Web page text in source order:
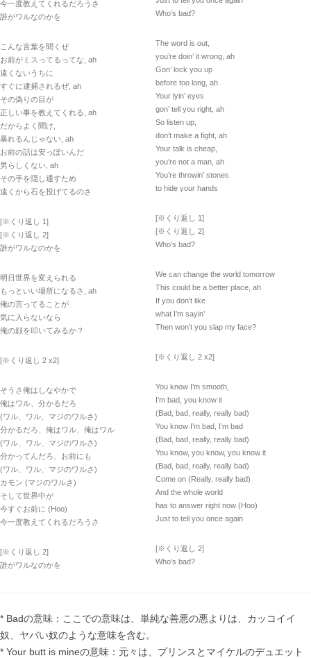
今一度教えてくれるだろうさ
誰がワルなのかを
こんな言葉を聞くぜ
お前がミスってるってな, ah
遠くないうちに
すぐに逮捕されるぜ, ah
その偽りの目が
正しい事を教えてくれる, ah
だからよく聞け,
暴れるんじゃない, ah
お前の話は安っぽいんだ
男らしくない, ah
その手を隠し通すため
遠くから石を投げてるのさ
[※くり返し 1]
[※くり返し 2]
誰がワルなのかを
明日世界を変えられる
もっといい場所になるさ, ah
俺の言ってることが
気に入らないなら
俺の顔を叩いてみるか？
[※くり返し 2 x2]
そうさ俺はしなやかで
俺はワル、分かるだろ
(ワル、ワル、マジのワルさ)
分かるだろ、俺はワル、俺はワル
(ワル、ワル、マジのワルさ)
分かってんだろ、お前にも
(ワル、ワル、マジのワルさ)
カモン (マジのワルさ)
そして世界中が
今すぐお前に (Hoo)
今一度教えてくれるだろうさ
[※くり返し 2]
誰がワルなのかを
Who’s bad?
The word is out,
you’re doin’ it wrong, ah
Gon’ lock you up
before too long, ah
Your lyin’ eyes
gon’ tell you right, ah
So listen up,
don’t make a fight, ah
Your talk is cheap,
you’re not a man, ah
You’re throwin’ stones
to hide your hands
[※くり返し 1]
[※くり返し 2]
Who’s bad?
We can change the world tomorrow
This could be a better place, ah
If you don’t like
what I’m sayin’
Then won’t you slap my face?
[※くり返し 2 x2]
You know I’m smooth,
I’m bad, you know it
(Bad, bad, really, really bad)
You know I’m bad, I’m bad
(Bad, bad, really, really bad)
You know, you know, you know it
(Bad, bad, really, really bad)
Come on (Really, really bad)
And the whole world
has to answer right now (Hoo)
Just to tell you once again
[※くり返し 2]
Who’s bad?
* Badの意味：ここでの意味は、単純な善悪の悪よりは、カッコイイ
奴、ヤバい奴のような意味を含む。
* Your butt is mineの意味：元々は、プリンスとマイケルのデュエット